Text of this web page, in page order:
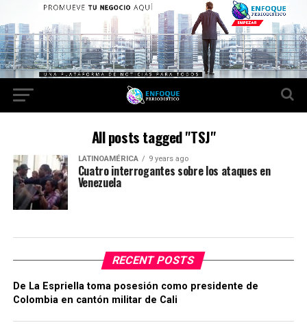
All posts tagged "TSJ"
LATINOAMÉRICA 9 years ago
Cuatro interrogantes sobre los ataques en
Venezuela
RECENT POSTS
De La Espriella toma posesión como presidente de
Colombia en cantón militar de Cali